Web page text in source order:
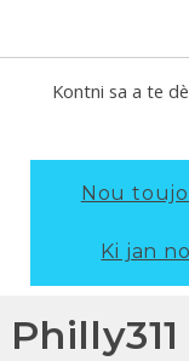
Kontni sa a te
Nou
Ki jan
Philly311